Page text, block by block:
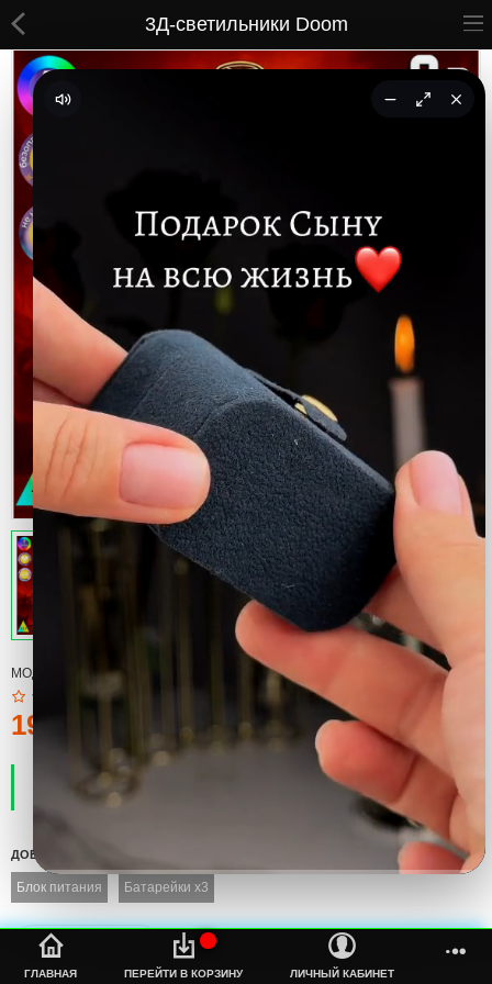
ВСЕ ТОВАРЫ
Бейсболки
Гравировка
CoolPass
ГЛАВНАЯ
%s
ПЕРЕЙТИ В КОРЗИНУ ЛИЧНЫЙ КАБИНЕТ
3Д-светильники Doom
МОДЕЛЬ: GAME OVER
190тмт.
ПРОИЗВОДИТЕЛЬ:
НАЛИЧИЕ:
ЕСТЬ В НАЛИЧИИ
ДОБАВИТЬ
Блок питания Батарейки x3